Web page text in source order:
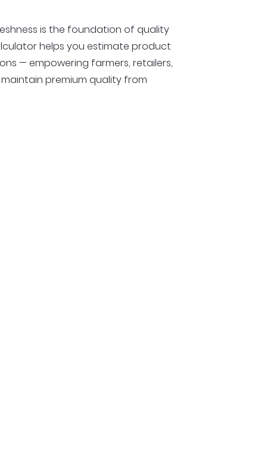
is the foundation of quality
helps you estimate product
— empowering farmers, retailers,
premium quality from